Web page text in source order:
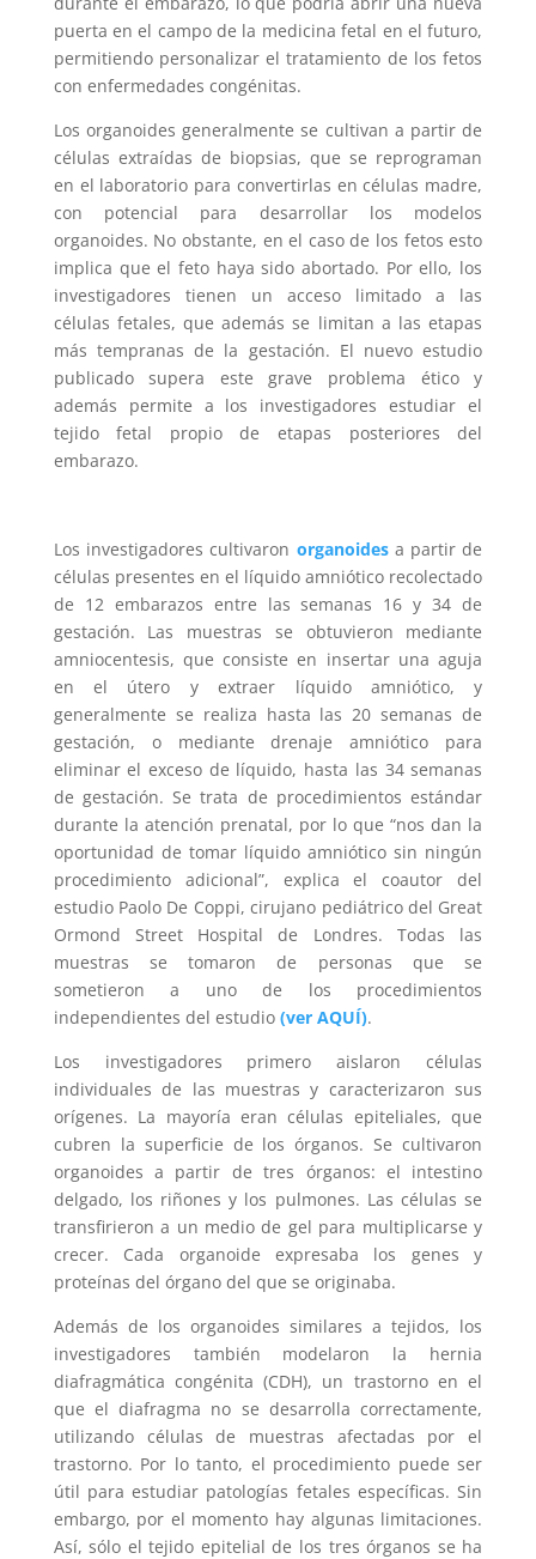
puerta en el campo de la medicina fetal en el futuro,
permitiendo personalizar el tratamiento de los fetos
con enfermedades congénitas.
Los organoides generalmente se cultivan a partir de
células extraídas de biopsias, que se reprograman
en el laboratorio para convertirlas en células madre,
con potencial para desarrollar los modelos
organoides. No obstante, en el caso de los fetos esto
implica que el feto haya sido abortado. Por ello, los
investigadores tienen un acceso limitado a las
células fetales, que además se limitan a las etapas
más tempranas de la gestación. El nuevo estudio
publicado supera este grave problema ético y
además permite a los investigadores estudiar el
tejido fetal propio de etapas posteriores del
embarazo.
Los investigadores cultivaron organoidesa partir de
células presentes en el líquido amniótico recolectado
de 12 embarazos entre las semanas 16 y 34 de
gestación. Las muestras se obtuvieron mediante
amniocentesis, que consiste en insertar una aguja
en el útero y extraer líquido amniótico, y
generalmente se realiza hasta las 20 semanas de
gestación, o mediante drenaje amniótico para
eliminar el exceso de líquido, hasta las 34 semanas
de gestación. Se trata de procedimientos estándar
durante la atención prenatal, por lo que “nos dan la
oportunidad de tomar líquido amniótico sin ningún
procedimiento adicional”, explica el coautor del
estudio Paolo De Coppi, cirujano pediátrico del Great
Ormond Street Hospital de Londres. Todas las
muestras se tomaron de personas que se
sometieron a uno de los procedimientos
independientes del estudio (ver AQUÍ).
Los investigadores primero aislaron células
individuales de las muestras y caracterizaron sus
orígenes. La mayoría eran células epiteliales, que
cubren la superficie de los órganos. Se cultivaron
organoides a partir de tres órganos: el intestino
delgado, los riñones y los pulmones. Las células se
transfirieron a un medio de gel para multiplicarse y
crecer. Cada organoide expresaba los genes y
proteínas del órgano del que se originaba.
Además de los organoides similares a tejidos, los
investigadores también modelaron la hernia
diafragmática congénita (CDH), un trastorno en el
que el diafragma no se desarrolla correctamente,
utilizando células de muestras afectadas por el
trastorno. Por lo tanto, el procedimiento puede ser
útil para estudiar patologías fetales específicas. Sin
embargo, por el momento hay algunas limitaciones.
Así, sólo el tejido epitelial de los tres órganos se ha